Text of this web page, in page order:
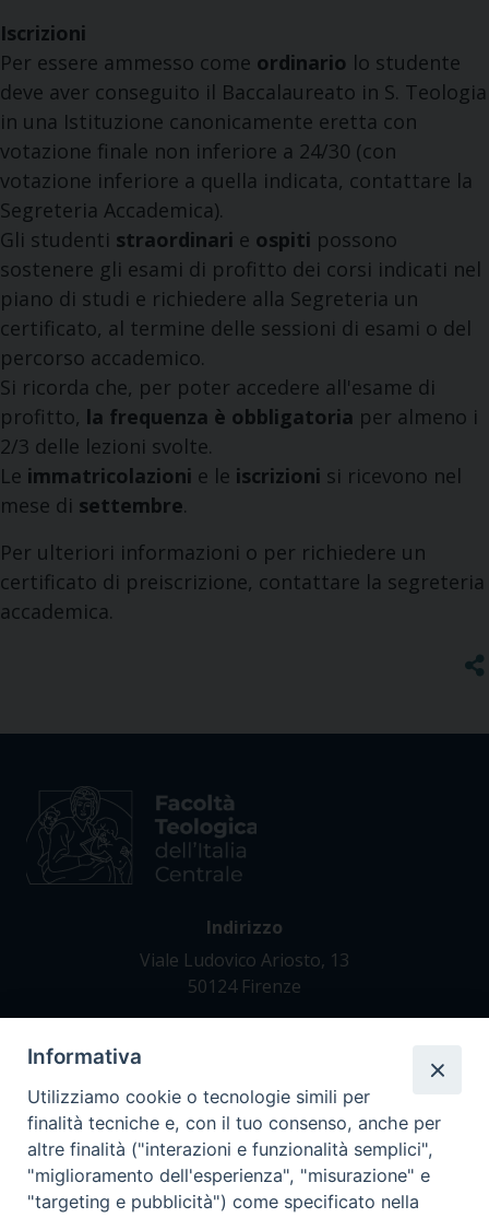
Iscrizioni
Per essere ammesso come ordinario lo studente
deve aver conseguito il Baccalaureato in S. Teologia
in una Istituzione canonicamente eretta con
votazione finale non inferiore a 24/30 (con
votazione inferiore a quella indicata, contattare la
Segreteria Accademica).
Gli studenti straordinari e ospiti possono
sostenere gli esami di profitto dei corsi indicati nel
piano di studi e richiedere alla Segreteria un
certificato, al termine delle sessioni di esami o del
percorso accademico.
Si ricorda che, per poter accedere all'esame di
profitto, la frequenza è obbligatoria per almeno i
2/3 delle lezioni svolte.
Le immatricolazioni e le iscrizioni si ricevono nel
mese di settembre.
Per ulteriori informazioni o per richiedere un
certificato di preiscrizione, contattare la segreteria
accademica.
Indirizzo
Viale Ludovico Ariosto, 13
50124 Firenze
Tel. +39 055 42 82 21
segreteria@teofir.it
www.teofir.it
Informativa
Utilizziamo cookie o tecnologie simili per
finalità tecniche e, con il tuo consenso, anche per
altre finalità ("interazioni e funzionalità semplici",
"miglioramento dell'esperienza", "misurazione" e
"targeting e pubblicità") come specificato nella